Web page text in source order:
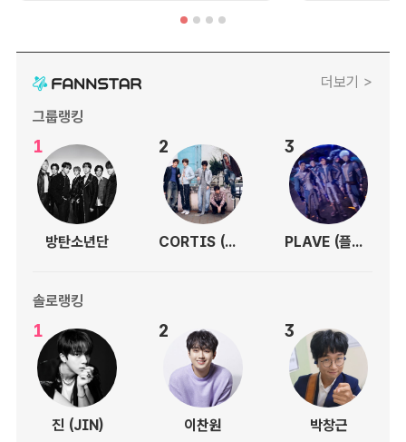
더보기 >
그룹랭킹
1
방탄소년단
2
CORTIS (코르티스)
3
PLAVE (플레이브)
솔로랭킹
1
진 (JIN)
2
이찬원
3
박창근